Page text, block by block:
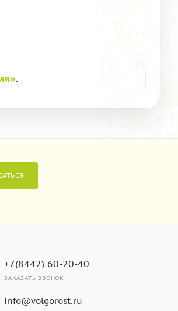
.
+7(8442) 60-20-40
ЗАКАЗАТЬ ЗВОНОК
info@volgorost.ru